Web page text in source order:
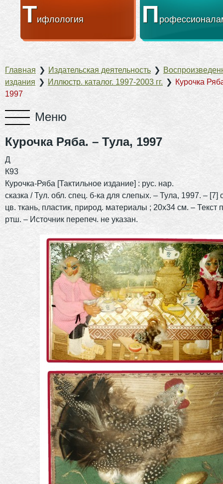
Тифлология П
Главная ❯ Издательская деятельность ❯
издания ❯ Иллюстр. каталог. 1997-2003 гг. ❯ Курочка
1997
Курочка Ряба. – Тула, 1997
Д
К93
Курочка-Ряба [Тактильное издание] : рус. нар.
сказка / Тул. обл. спец. б-ка для слепых. – Тула, 1997. – [7]
цв. ткань, пластик, природ. материалы ; 20х34 см. – Текст
ртш. – Источник перепеч. не указан.